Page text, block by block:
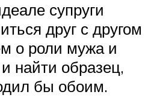
супруги
друг с другом
о роли мужа и
найти образец,
бы обоим.